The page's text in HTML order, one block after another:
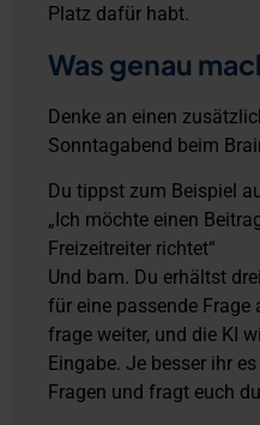
Platz dafür habt.
Was genau
Denke an einen
Sonntagabend beim
Du tippst zum Beispiel
„Ich möchte einen
Freizeitreiter richtet“
Und bam. Du erhältst
für eine passende Frage
frage weiter, und die KI
Eingabe. Je besser ihr
Fragen und fragt euch